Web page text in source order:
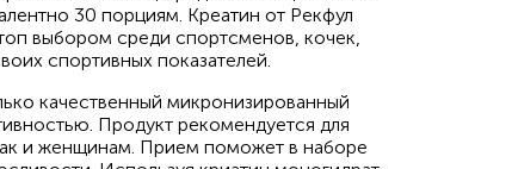
30 порциям. Креатин от Рекфул
выбором среди спортсменов, кочек,
спортивных показателей.
качественный микронизированный
Продукт рекомендуется для
и женщинам. Прием поможет в наборе